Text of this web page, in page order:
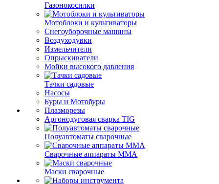
Газонокосилки
Мотоблоки и культиваторы
Снегоуборочные машины
Воздуходувки
Измельчители
Опрыскиватели
Мойки высокого давления
Тачки садовые
Насосы
Буры и Мотобуры
Плазморезы
Аргонодуговая сварка TIG
Полуавтоматы сварочные
Сварочные аппараты ММА
Маски сварочные